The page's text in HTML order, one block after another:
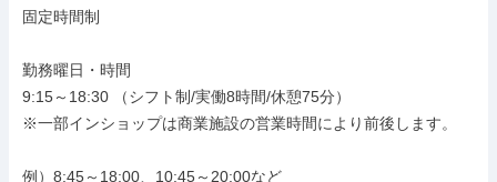
固定時間制
勤務曜日・時間
9:15～18:30 （シフト制/実働8時間/休憩75分）
※一部インショップは商業施設の営業時間により前後します。
例）8:45～18:00、10:45～20:00など